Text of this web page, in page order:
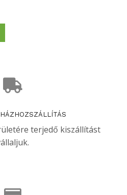
terjedő kiszállítást